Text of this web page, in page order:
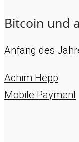
Bitcoin und
Anfang des
Achim Hepp
Mobile Payment